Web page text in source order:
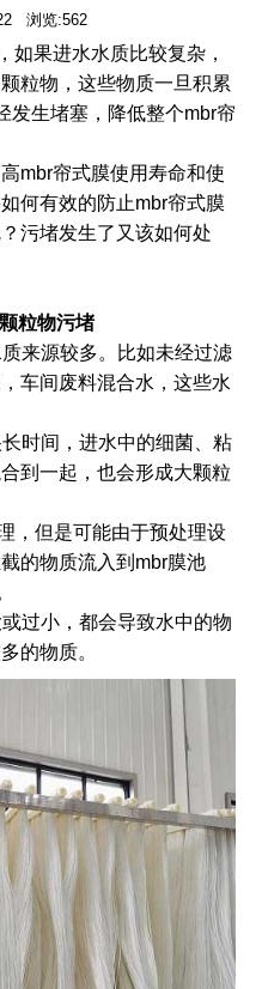
浏览:562
如果进水水质比较复杂，
粒物，这些物质一旦积累
发生堵塞，降低整个mbr帘
mbr帘式膜使用寿命和使
何有效的防止mbr帘式膜
污堵发生了又该如何处
粒物污堵
来源较多。比如未经过滤
车间废料混合水，这些水
时间，进水中的细菌、粘
到一起，也会形成大颗粒
，但是可能由于预处理设
的物质流入到mbr膜池
过小，都会导致水中的物
的物质。